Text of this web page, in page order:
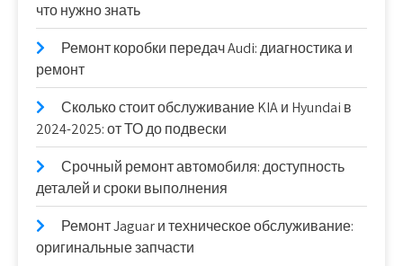
что нужно знать
Ремонт коробки передач Audi: диагностика и
ремонт
Сколько стоит обслуживание KIA и Hyundai в
2024-2025: от ТО до подвески
Срочный ремонт автомобиля: доступность
деталей и сроки выполнения
Ремонт Jaguar и техническое обслуживание:
оригинальные запчасти